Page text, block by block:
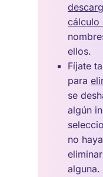
cálculo
ellos.
Fíjate
para
se
algún
no
alguna.